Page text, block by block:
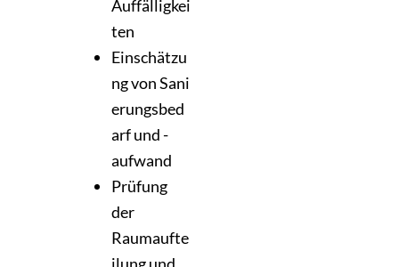
Auffälligkei
ten
Einschätzu
ngvonSani
erungsbed
arf und -
aufwand
Prüfung
der
Raumaufte